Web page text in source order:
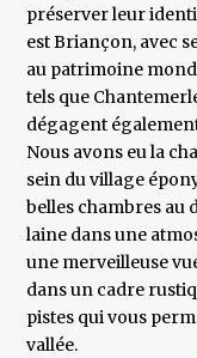
préserver leur
est Briançon, avec
au patrimoine
tels que
dégagent
Nous avons eu la
sein du village
belles chambres au
laine dans une
une merveilleuse
dans un cadre
pistes qui vous
vallée.